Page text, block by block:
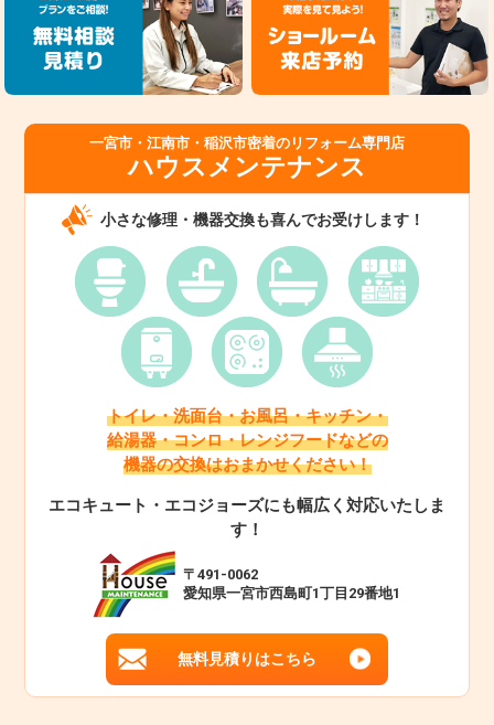
一宮市・江南市・稲沢市密着のリフォーム専門店
ハウスメンテナンス
小さな修理・機器交換も喜んでお受けします！
トイレ・洗面台・お風呂・キッチン・
給湯器・コンロ・レンジフードなどの
機器の交換はおまかせください！
エコキュート・エコジョーズにも幅広く対応いたしま
す！
〒491-0062
愛知県一宮市西島町1丁目29番地1
無料見積りはこちら